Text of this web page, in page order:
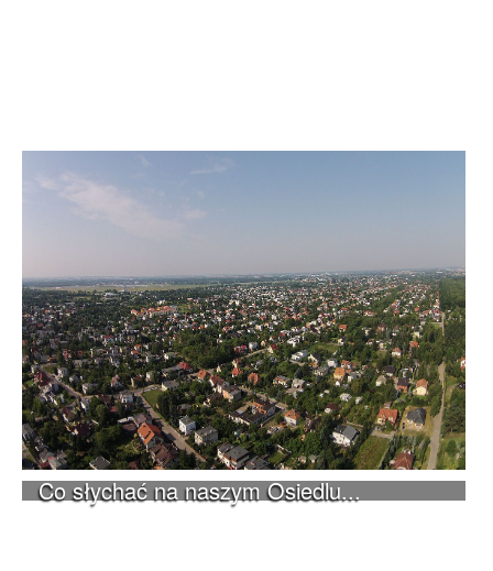
Co słychać na naszym Osiedlu...